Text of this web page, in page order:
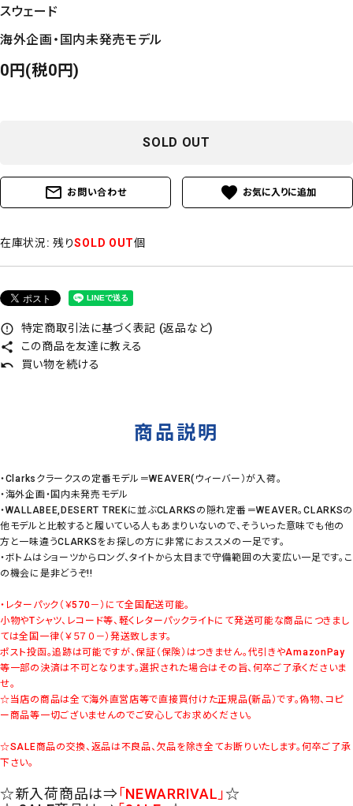
スウェード
海外企画・国内未発売モデル
0円(税0円)
SOLD OUT
mail_outline お問い合わせ favorite
在庫状況: 残りSOLD OUT個
error_outline 特定商取引法に基づく表記 (返品など)
share この商品を友達に教える
undo 買い物を続ける
商品説明
・Clarksクラークスの定番モデル＝WEAVER(ウィーバー）が入荷。
・海外企画・国内未発売モデル
・WALLABEE,DESERT TREKに並ぶCLARKSの隠れ定番＝WEAVER。CLARKSの
他モデルと比較すると履いている人もあまりいないので、そういった意味でも他の
方と一味違うCLARKSをお探しの方に非常におススメの一足です。
・ボトムはショーツからロング、タイトから太目まで守備範囲の大変広い一足です。こ
の機会に是非どうぞ!!
・レターパック（￥570－）にて全国配送可能。
小物やTシャツ、レコード等、軽くレターパックライトにて発送可能な商品につきまし
ては全国一律（￥５７０－）発送致します。
ポスト投函。追跡は可能ですが、保証（保険）はつきません。代引きやAmazonPay
等一部の決済は不可となります。選択された場合はその旨、何卒ご了承くださいま
せ。
☆当店の商品は全て海外直営店等で直接買付けた正規品(新品）です。偽物、コピ
ー商品等一切ございませんのでご安心してお求めください。
☆SALE商品の交換、返品は不良品、欠品を除き全てお断りいたします。何卒ご了承
下さい。
☆新入荷商品は⇒「NEWARRIVAL」☆